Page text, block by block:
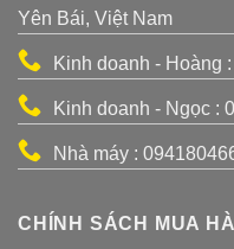
Yên Bái, Việt Nam
Kinh doanh - Hoàng
Kinh doanh - Ngọc :
Nhà máy :
CHÍNH SÁCH MUA